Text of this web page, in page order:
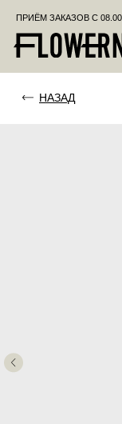
ПРИЁМ ЗАКАЗОВ С 08.00 ДО 22.00